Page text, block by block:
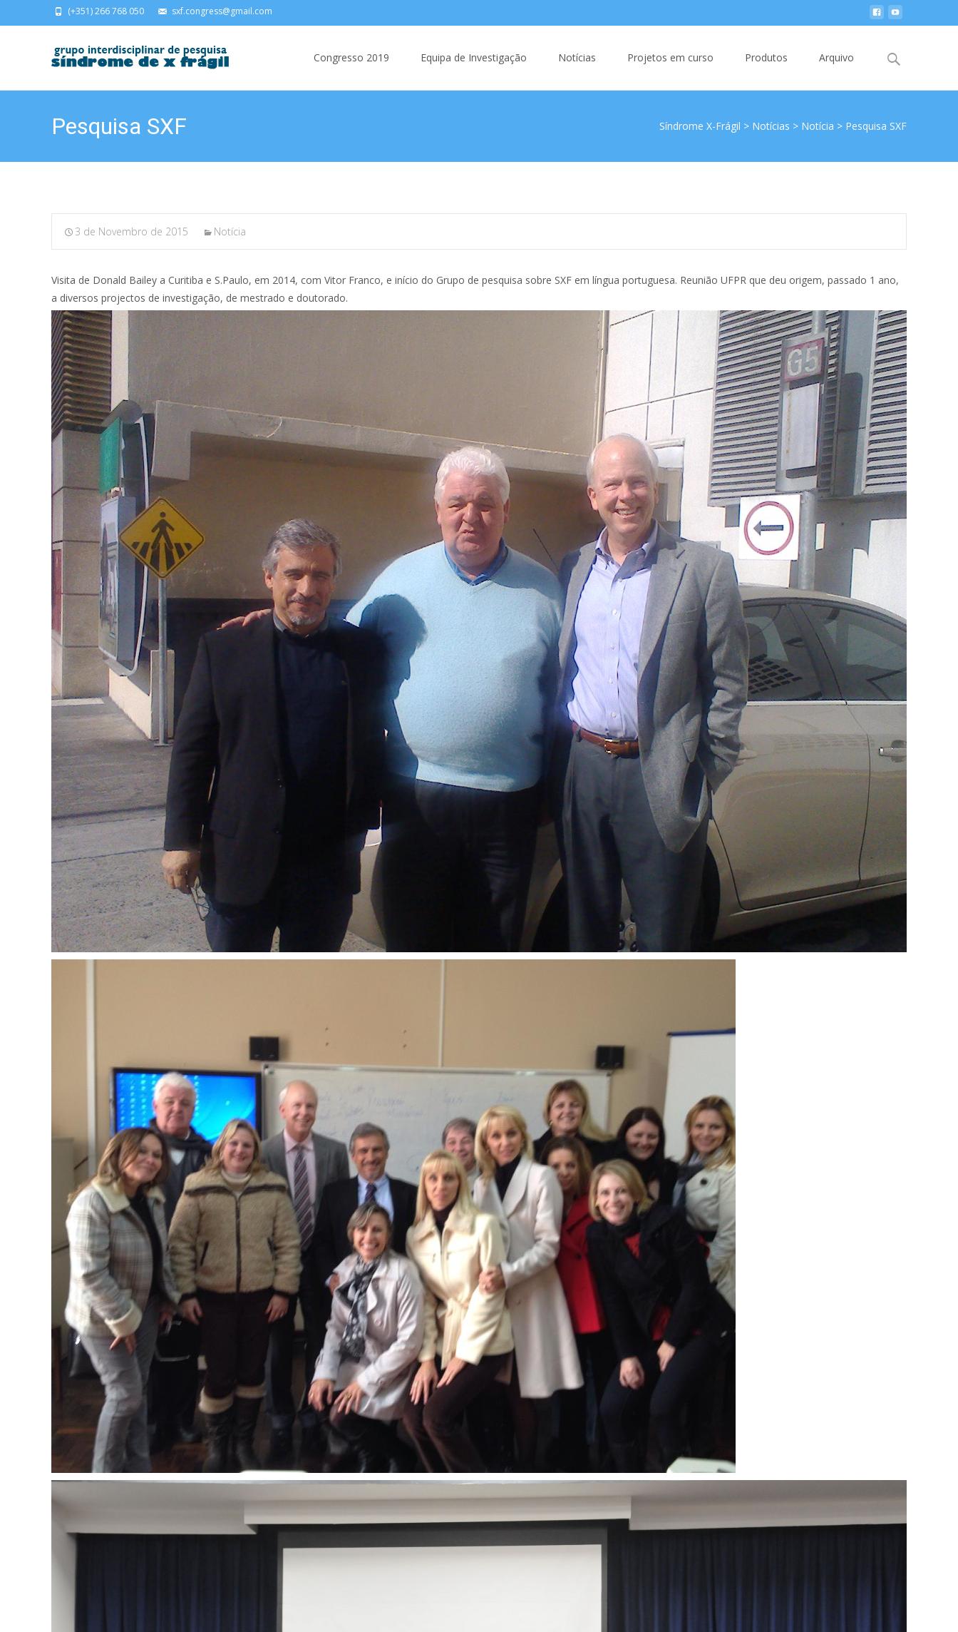
(+351) 266 768 050 sxf.congress@gmail.com
Congresso 2019
Equipa de Investigação Notícias Projetos em curso Produtos Arquivo
Search
Pesquisa SXF Síndrome X-Frágil > Notícias > Notícia > Pesquisa SXF
3 de Novembro de 2015 Notícia
Visita de Donald Bailey a Curitiba e S.Paulo, em 2014, com Vitor Franco, e início do Grupo de pesquisa sobre SXF em língua portuguesa. Reunião UFPR que deu origem, passado 1 ano,
a diversos projectos de investigação, de mestrado e doutorado.